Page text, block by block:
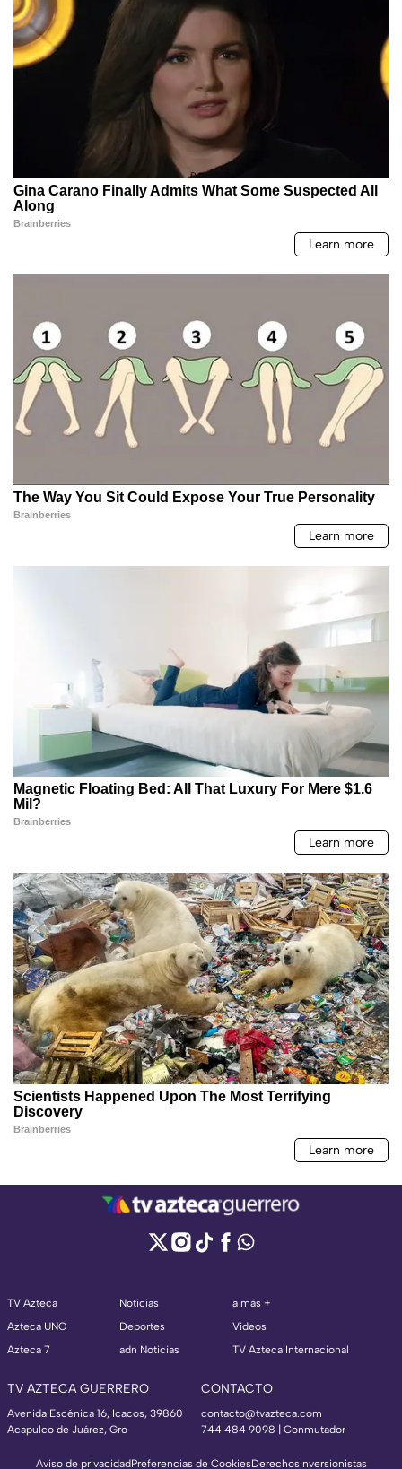
TV Azteca
Azteca UNO
Azteca 7
Noticias
Deportes
adn Noticias
a más +
Videos
TV Azteca Internacional
TV AZTECA GUERRERO
Avenida Escénica 16, Icacos, 39860
Acapulco de Juárez, Gro
CONTACTO
contacto@tvazteca.com
744 484 9098 | Conmutador
Aviso de privacidadPreferencias de CookiesDerechosInversionistas